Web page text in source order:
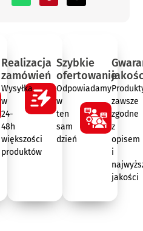
Realizacja
zamówień
Wysyłka
w
24-
48h
większości
produktów
Szybkie
ofertowanie
Odpowiadamy
w
ten
sam
dzień
zawsze
zgodne
z
opisem
i
jakości